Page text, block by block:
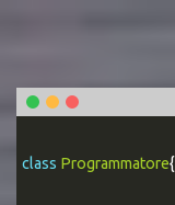
class Programmatore{